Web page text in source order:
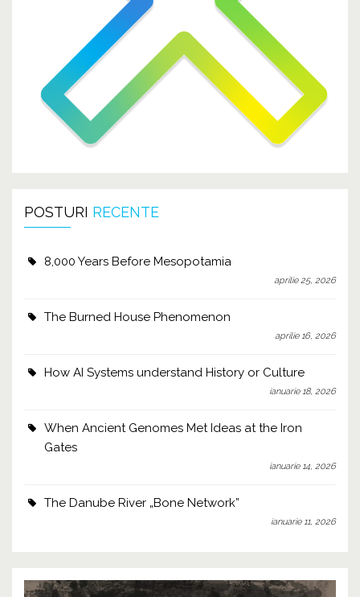
POSTURI RECENTE
8,000 Years Before Mesopotamia
aprilie 25, 2026
The Burned House Phenomenon
aprilie 16, 2026
How AI Systems understand History or Culture
ianuarie 18, 2026
When Ancient Genomes Met Ideas at the Iron
Gates
ianuarie 14, 2026
The Danube River „Bone Network”
ianuarie 11, 2026